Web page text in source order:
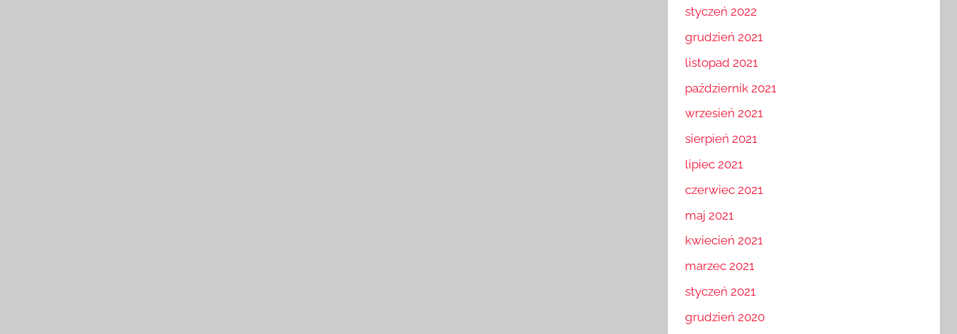
styczeń 2022
grudzień 2021
listopad 2021
październik 2021
wrzesień 2021
sierpień 2021
lipiec 2021
czerwiec 2021
maj 2021
kwiecień 2021
marzec 2021
styczeń 2021
grudzień 2020